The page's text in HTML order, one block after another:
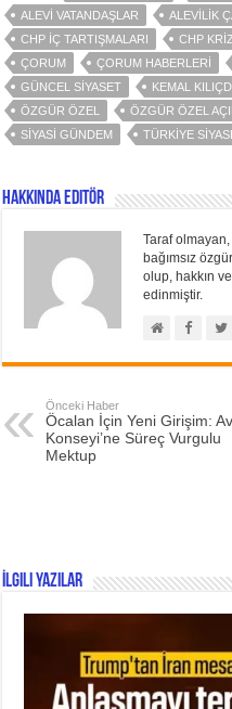
ALEVI VATANDAŞLAR
ALEVILIK
CHP IÇ TARTIŞMALARI
CHP
ÇORUM
ÇORUM HABERLERI
GÜNCEL SIYASET
KEMAL
ÖZGÜR ÖZEL
ÖZGÜR ÖZEL
SIYASI GÜNDEM
TÜRKIYE
Hakkında Editör
Taraf
bağımsız
olup, hakkın
edinmiştir.
Önceki Haber
Öcalan İçin Yeni Girişim:
Konseyi’ne Süreç Vurgulu
Mektup
İlgili Yazılar